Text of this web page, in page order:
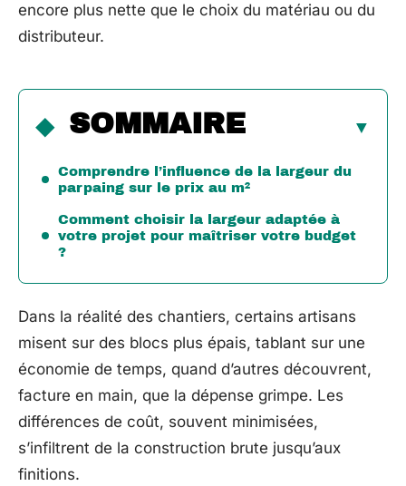
encore plus nette que le choix du matériau ou du
distributeur.
SOMMAIRE
Comprendre l’influence de la largeur du
parpaing sur le prix au m²
Comment choisir la largeur adaptée à
votre projet pour maîtriser votre budget
?
Dans la réalité des chantiers, certains artisans
misent sur des blocs plus épais, tablant sur une
économie de temps, quand d’autres découvrent,
facture en main, que la dépense grimpe. Les
différences de coût, souvent minimisées,
s’infiltrent de la construction brute jusqu’aux
finitions.